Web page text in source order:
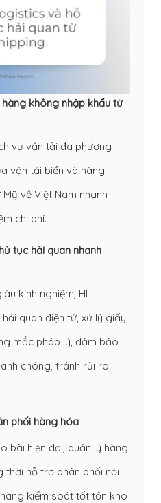
không nhập khẩu từ
vụ vận tải đa phương
vận tải biển và hàng
về Việt Nam nhanh
chi phí.
tục hải quan nhanh
kinh nghiệm, HL
quan điện tử, xử lý giấy
mắc pháp lý, đảm bảo
chóng, tránh rủi ro
phối hàng hóa
bãi hiện đại, quản lý hàng
thời hỗ trợ phân phối nội
kiểm soát tốt tồn kho